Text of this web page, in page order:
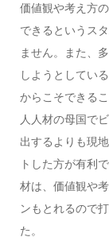
価値観や考え方
できるというス
ません。また、
しようとしてい
からこそできる
人人材の母国で
出するよりも現
トした方が有利
材は、価値観や
ンもとれるので
た。